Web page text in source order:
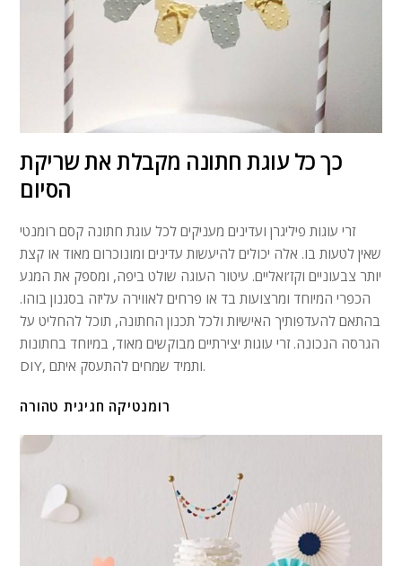
כך כל עוגת חתונה מקבלת את שריקת
הסיום
זרי עוגות פיליגרן ועדינים מעניקים לכל עוגת חתונה קסם רומנטי
שאין לטעות בו. אלה יכולים להיעשות עדינים ומונוכרום מאוד או קצת
יותר צבעוניים וקז’ואליים. עיטור העוגה שולט ביפה, ומספק את המגע
הכפרי המיוחד ומרצועות בד או פרחים לאווירה עליזה בסגנון בוהו.
בהתאם להעדפותיך האישיות ולכל תכנון החתונה, תוכל להחליט על
הגרסה הנכונה. זרי עוגות יצירתיים מבוקשים מאוד, במיוחד בחתונות
DIY, ותמיד שמחים להתעסק איתם.
רומנטיקה חגיגית טהורה